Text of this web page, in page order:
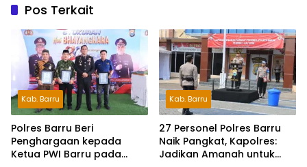
Pos Terkait
Kab. Barru
Polres Barru Beri
Penghargaan kepada
Ketua PWI Barru pada
Kab. Barru
27 Personel Polres Barru
Naik Pangkat, Kapolres:
Jadikan Amanah untuk